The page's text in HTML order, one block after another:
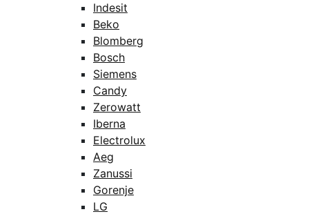
Indesit
Beko
Blomberg
Bosch
Siemens
Candy
Zerowatt
Iberna
Electrolux
Aeg
Zanussi
Gorenje
LG